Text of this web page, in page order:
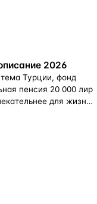
2026
Турции, фонд
пенсия 20 000 лир
для жизни